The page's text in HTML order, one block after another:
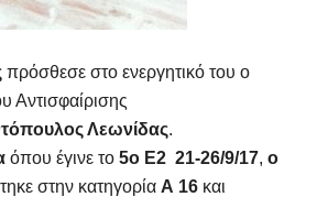
πρόσθεσε στο ενεργητικό του ο
Αντισφαίρισης
Λεωνίδας.
όπου έγινε το 5ο Ε2 21-26/9/17, ο
στην κατηγορία Α 16 και